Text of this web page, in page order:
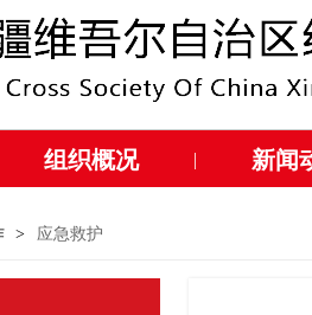
组织概况 | 新闻
> 应急救护